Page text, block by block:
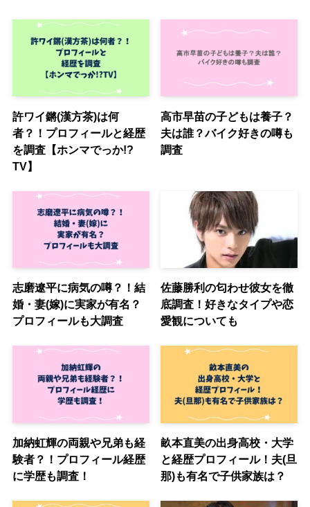
許ワイ鏘(漢方茶)は何
者？！プロフィールと経歴
を調査【ホンマでっか!?
TV】
高市早苗の子どもは養子？
夫は誰？バイク好きの噂も
調査
志磨遼平に病気の噂？！結
婚・妻(嫁)に実家が有名？
プロフィールも大調査
佐藤勝利の匂わせ彼女を徹
底調査！好きなタイプや恋
愛観についても
加納虹輝の両親や兄弟も経
験者？！プロフィール経歴
に学歴も調査！
畝本直美の出身高校・大学
と経歴プロフィール！夫(旦
那)も有名で子供家族は？